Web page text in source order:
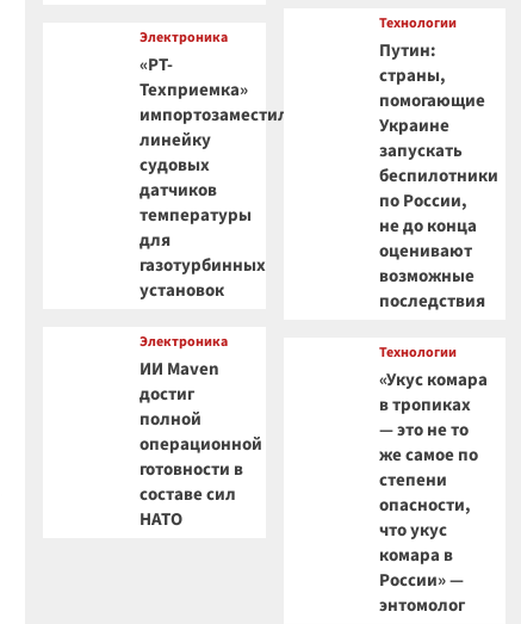
Электроника
«РТ-
Техприемка»
импортозаместила
линейку
судовых
датчиков
температуры
для
газотурбинных
установок
Электроника
ИИ Maven
достиг
полной
операционной
готовности в
составе сил
НАТО
Технологии
Путин:
страны,
помогающие
Украине
запускать
беспилотники
по России,
не до конца
оценивают
возможные
последствия
Технологии
«Укус комара
в тропиках
— это не то
же самое по
степени
опасности,
что укус
комара в
России» —
энтомолог